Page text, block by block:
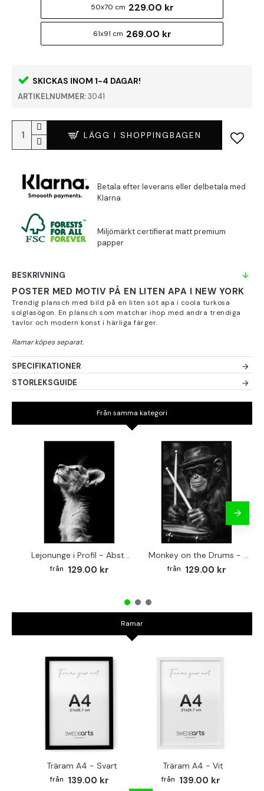
SKICKAS INOM 1-4 DAGAR!
ARTIKELNUMMER:3041
50x70 cm 229.00 kr
61x91 cm 269.00 kr
LÄGG I SHOPPINGBAGEN
BESKRIVNING
POSTER MED MOTIV PÅ EN LITEN APA I NEW YORK
Trendig plansch med bild på en liten söt apa i coola turkosa
solglasögon. En plansch som matchar ihop med andra trendiga
tavlor och modern konst i härliga färger.
SPECIFIKATIONER
STORLEKSGUIDE
Från samma kategori
Lejonunge i Profil - Abstrakt poster i svartvitt
129.00 kr
Monkey on the Drums - Trendig poster
129.00 kr
Ramar
Träram A4 - Svart
139.00 kr
Träram A4 - Vit
139.00 kr